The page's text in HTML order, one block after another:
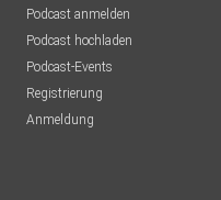
Podcast anmelden
Podcast hochladen
Podcast-Events
Registrierung
Anmeldung